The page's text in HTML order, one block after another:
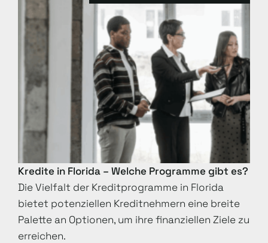
Kredite in Florida – Welche Programme gibt es?
Die Vielfalt der Kreditprogramme in Florida
bietet potenziellen Kreditnehmern eine breite
Palette an Optionen, um ihre finanziellen Ziele zu
erreichen.